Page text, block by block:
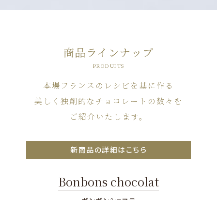
商品ラインナップ
PRODUITS
本場フランスのレシピを基に作る
美しく独創的なチョコレートの数々を
ご紹介いたします。
新商品の詳細はこちら
Bonbons chocolat